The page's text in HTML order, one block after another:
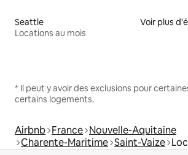
Seattle
Locations au mois
Voir plus
* Il peut y avoir des exclusions pour
certains logements.
Airbnb France Nouvelle-Aquitaine
Charente-Maritime Saint-Vaize